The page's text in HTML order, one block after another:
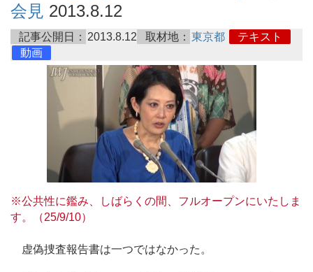
会見 2013.8.12
記事公開日： 2013.8.12 取材地： 東京都
テキスト
動画
※公共性に鑑み、しばらくの間、フルオープンにいたしま
す。（25/9/10）
虚偽捜査報告書は一つではなかった。